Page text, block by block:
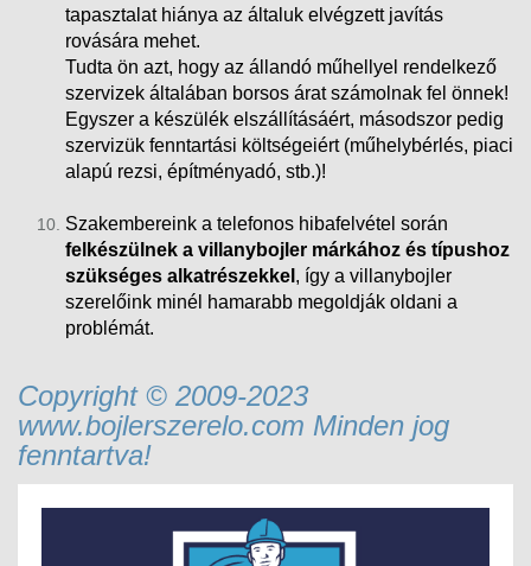
tapasztalat hiánya az általuk elvégzett javítás
rovására mehet.
Tudta ön azt, hogy az állandó műhellyel rendelkező
szervizek általában borsos árat számolnak fel önnek!
Egyszer a készülék elszállításáért, másodszor pedig
szervizük fenntartási költségeiért (műhelybérlés, piaci
alapú rezsi, építményadó, stb.)!
Szakembereink a telefonos hibafelvétel során
felkészülnek a villanybojler márkához és típushoz
szükséges alkatrészekkel , így a villanybojler
szerelőink minél hamarabb megoldják oldani a
problémát.
Copyright © 2009-2023
www.bojlerszerelo.com Minden jog
fenntartva!